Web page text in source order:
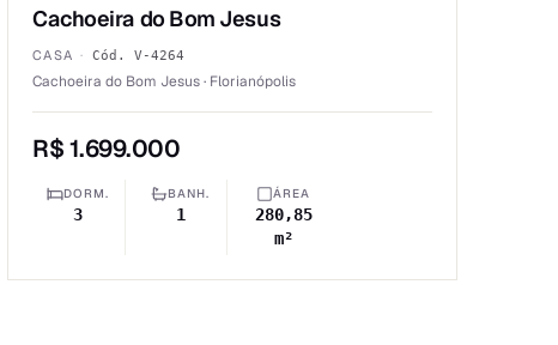
Cachoeira do Bom Jesus
CASA · Cód. V-4264
Cachoeira do Bom Jesus · Florianópolis
R$ 1.699.000
DORM.
3
BANH.
1
ÁREA
280,85
m²